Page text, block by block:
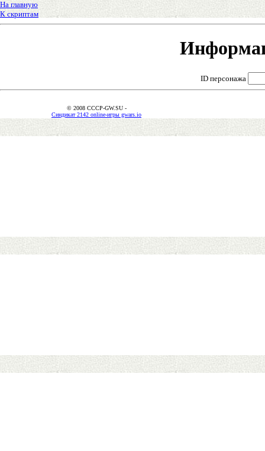
На главную
К скриптам
ID персонажа
© 2008 CCCP-GW.SU -
Синдикат 2142 online-игры gwars.io